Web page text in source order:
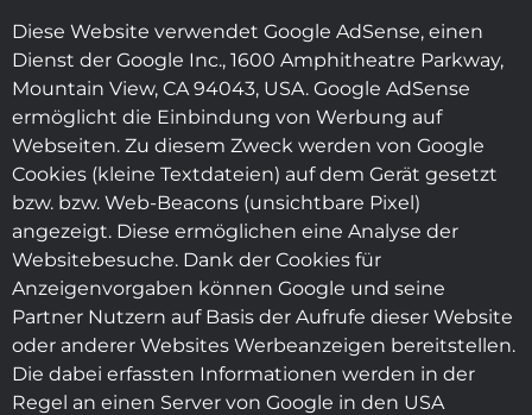
Diese Website verwendet Google AdSense, einen
Dienst der Google Inc., 1600 Amphitheatre Parkway,
Mountain View, CA 94043, USA. Google AdSense
ermöglicht die Einbindung von Werbung auf
Webseiten. Zu diesem Zweck werden von Google
Cookies (kleine Textdateien) auf dem Gerät gesetzt
bzw. bzw. Web-Beacons (unsichtbare Pixel)
angezeigt. Diese ermöglichen eine Analyse der
Websitebesuche. Dank der Cookies für
Anzeigenvorgaben können Google und seine
Partner Nutzern auf Basis der Aufrufe dieser Website
oder anderer Websites Werbeanzeigen bereitstellen.
Die dabei erfassten Informationen werden in der
Regel an einen Server von Google in den USA